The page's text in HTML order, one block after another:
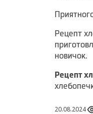
Рецепт
новичок.
Рецепт
20.08.2024